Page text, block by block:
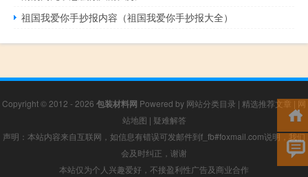
祖国我爱你手抄报内容（祖国我爱你手抄报大全）
Copyright © 2012 - 2026 包装材料网 Powered by 网站分类目录 | 精选推荐文章 | 网
站地图 | 疑难解答
声明：本站内容来自互联网，如信息有错误可发邮件到f_fb#foxmail.com说明，我们
会及时纠正，谢谢
本站仅为个人兴趣爱好，不接盈利性广告及商业合作